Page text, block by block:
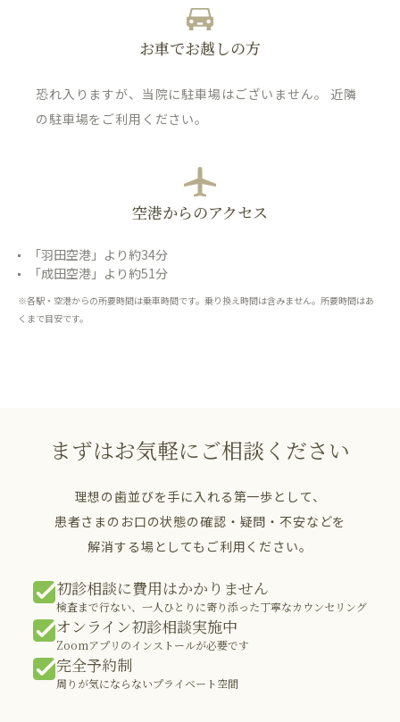
お車でお越しの方
恐れ入りますが、当院に駐車場はございません。 近隣
の駐車場をご利用ください。
空港からのアクセス
「羽田空港」より約34分
「成田空港」より約51分
※各駅・空港からの所要時間は乗車時間です。乗り換え時間は含みません。所要時間はあ
くまで目安です。
まずはお気軽にご相談ください
理想の歯並びを手に入れる第一歩として、
患者さまのお口の状態の確認・疑問・不安などを
解消する場としてもご利用ください。
初診相談に費用はかかりません
検査まで行ない、一人ひとりに寄り添った丁寧なカウンセリング
オンライン初診相談実施中
Zoomアプリのインストールが必要です
完全予約制
周りが気にならないプライベート空間